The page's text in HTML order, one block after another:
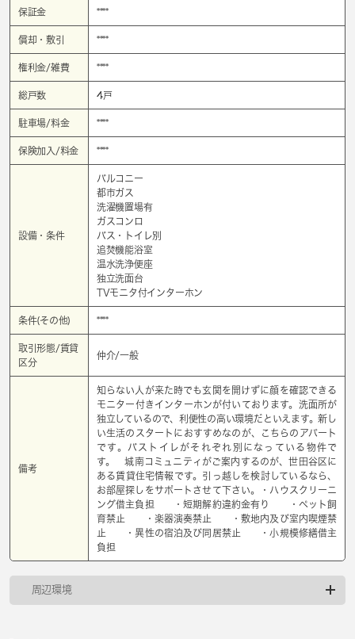
保証金 ****
償却・敷引 ****
権利金/雑費 ****
総戸数 4戸
駐車場/料金 ****
保険加入/料金 ****
設備・条件
バルコニー
都市ガス
洗濯機置場有
ガスコンロ
バス・トイレ別
追焚機能浴室
温水洗浄便座
独立洗面台
TVモニタ付インターホン
条件(その他) ****
取引形態/賃貸
区分
仲介/一般
備考
知らない人が来た時でも玄関を開けずに顔を確認できる
モニター付きインターホンが付いております。洗面所が
独立しているので、利便性の高い環境だといえます。新し
い生活のスタートにおすすめなのが、こちらのアパート
です。バストイレがそれぞれ別になっている物件で
す。 城南コミュニティがご案内するのが、世田谷区に
ある賃貸住宅情報です。引っ越しを検討しているなら、
お部屋探しをサポートさせて下さい。・ハウスクリーニ
ング借主負担 ・短期解約違約金有り ・ペット飼
育禁止 ・楽器演奏禁止 ・敷地内及び室内喫煙禁
止 ・異性の宿泊及び同居禁止 ・小規模修繕借主
負担
周辺環境